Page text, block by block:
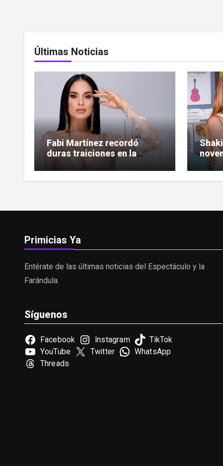
Últimas Noticias
Fabi Martínez recordó
duras traiciones en la
amistad: «Tuve amigas
tesapo’elas»
Primicias Ya
Entérate de las últimas noticias del Espectáculo y la
Farándula.
Síguenos
Facebook Instagram
TikTok
YouTube
Twitter
WhatsApp
Threads